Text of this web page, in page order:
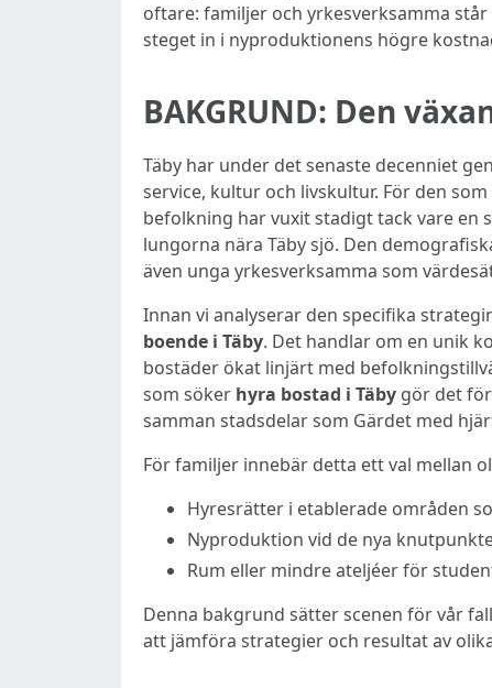
oftare: familjer och yrkesverksamma
steget in i nyproduktionens högre
BAKGRUND: Den
Täby har under det senaste decenniet
service, kultur och livskultur. För den
befolkning har vuxit stadigt tack vare en
lungorna nära Täby sjö. Den
även unga yrkesverksamma som
Innan vi analyserar den specifika
boende i Täby. Det handlar om en unik
bostäder ökat linjärt med
som söker hyra bostad i Täby gör det
samman stadsdelar som Gärdet med
För familjer innebär detta ett val mellan
Hyresrätter i etablerade områden
Nyproduktion vid de nya
Rum eller mindre ateljéer för
Denna bakgrund sätter scenen för vår
att jämföra strategier och resultat av